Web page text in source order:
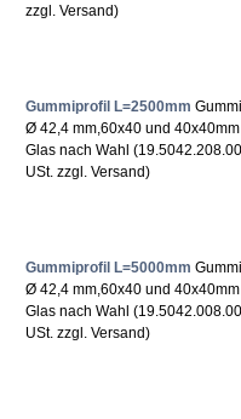
zzgl. Versand)
Gummiprofil L=2500mm
Ø 42,4 mm,60x40 und
Glas nach Wahl
USt. zzgl. Versand)
Gummiprofil L=5000mm
Ø 42,4 mm,60x40 und
Glas nach Wahl
USt. zzgl. Versand)